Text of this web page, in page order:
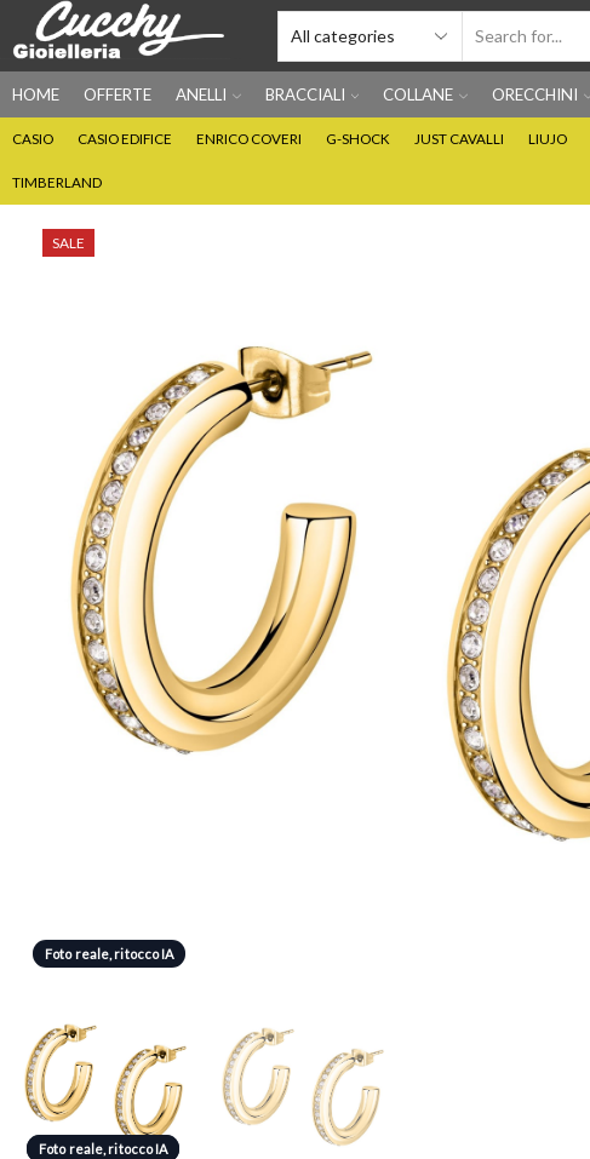
HOME OFFERTE ANELLI BRACCIALI COLLANE ORECCHINI
CASIO CASIO EDIFICE ENRICO COVERI G-SHOCK JUST CAVALLI LIUJO
TIMBERLAND
SALE
Foto reale, ritocco IA
Foto reale, ritocco IA
Foto reale, ritocco IA